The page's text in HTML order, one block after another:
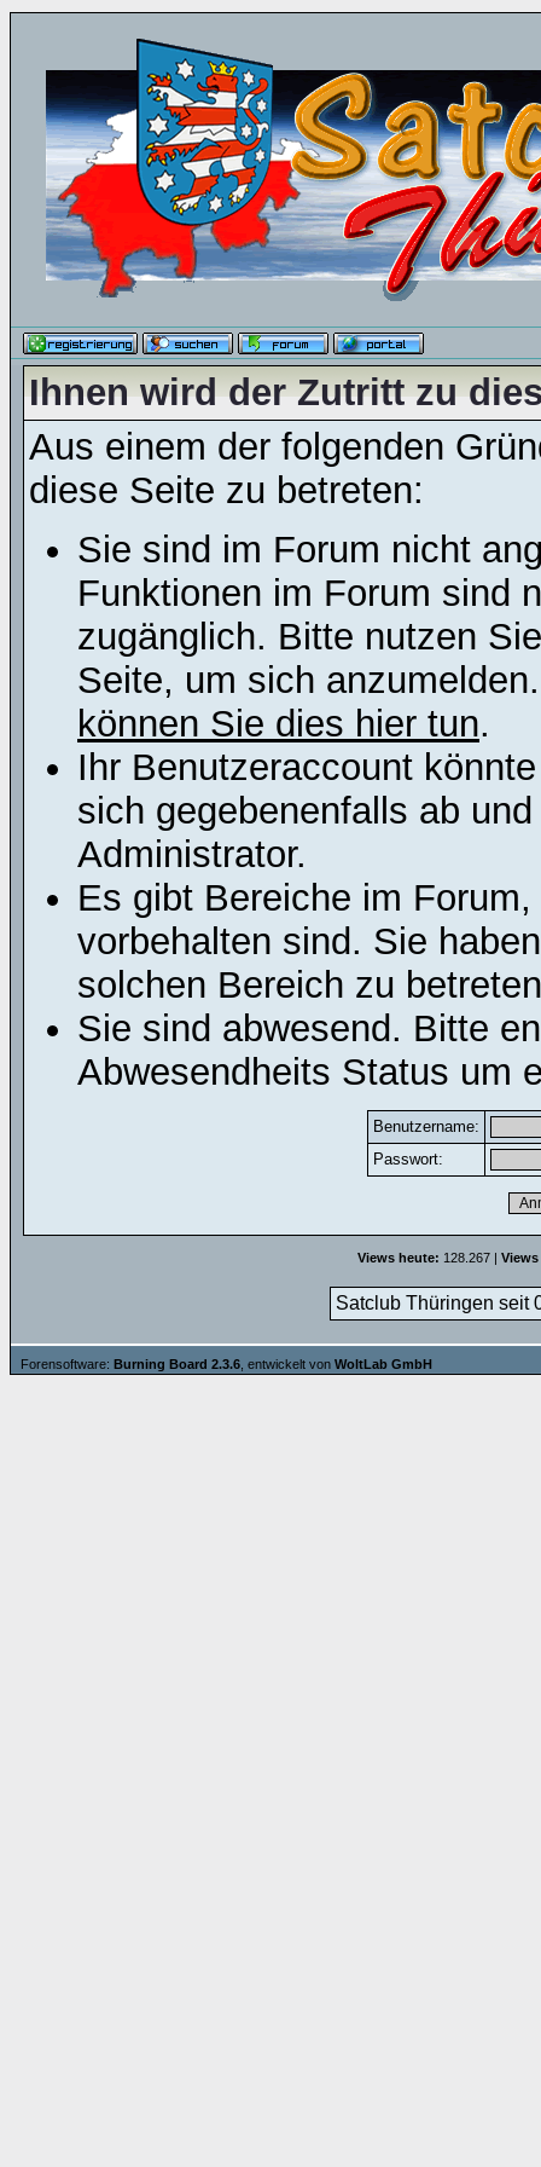
Ihnen wird der Zutritt zu
Aus einem der folgenden
diese Seite zu betreten:
Sie sind im Forum nicht
Funktionen im Forum sind
zugänglich. Bitte nutzen
Seite, um sich
können Sie dies hier tun.
Ihr Benutzeraccount
sich gegebenenfalls ab
Administrator.
Es gibt Bereiche im
vorbehalten sind. Sie
solchen Bereich zu
Sie sind abwesend. Bitte
Abwesendheits Status um
Benutzername:
Passwort:
Views heute: 128.267 |
Satclub Thüringen seit
Forensoftware: Burning Board 2.3.6 , entwickelt von WoltLab GmbH